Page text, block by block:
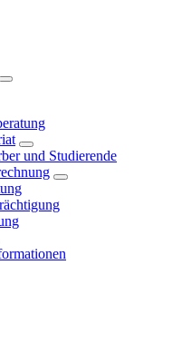
und Studierende